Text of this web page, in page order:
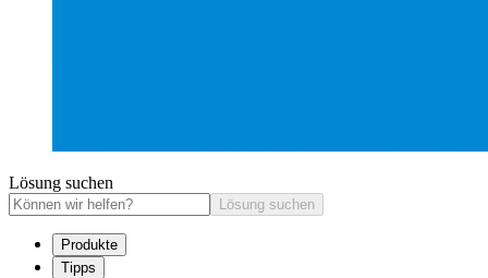
Lösung suchen
Lösung suchen
Produkte
Tipps